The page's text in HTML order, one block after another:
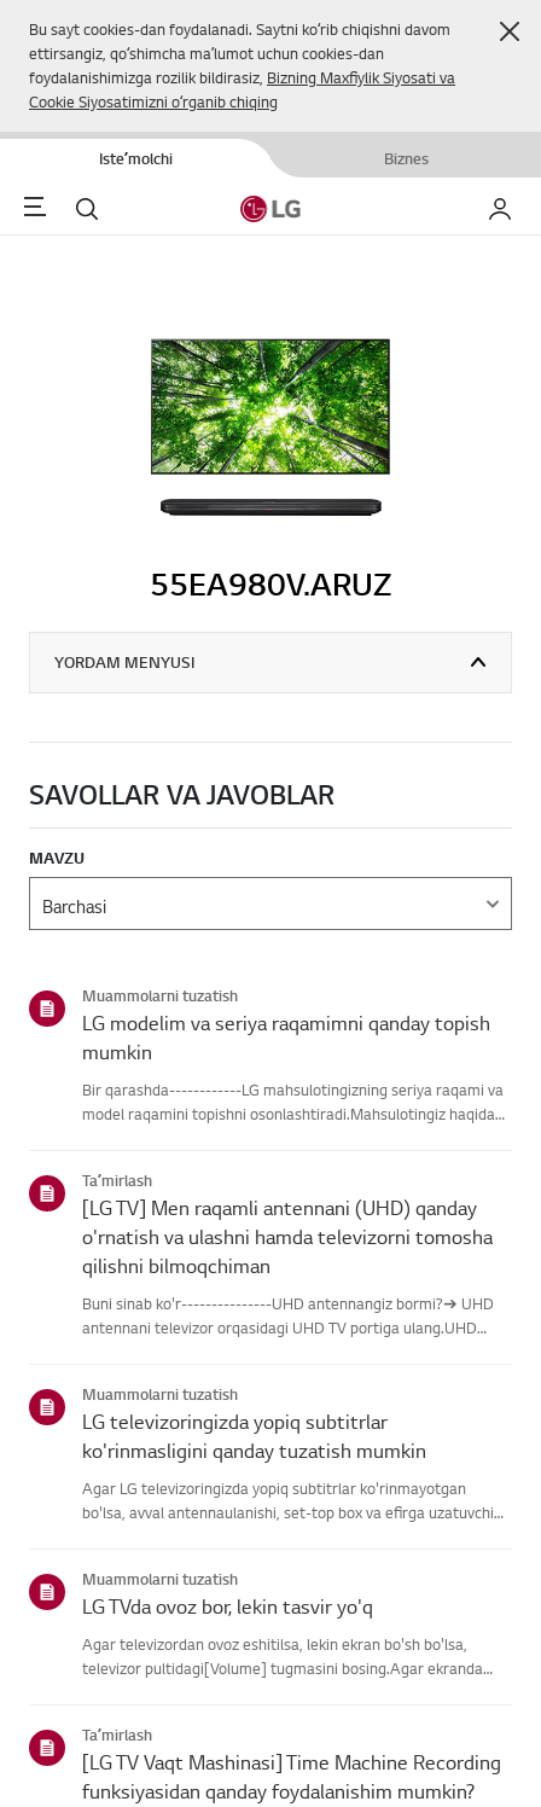
Bu sayt cookies-dan foydalanadi. Saytni koʻrib chiqishni davom
ettirsangiz, qoʻshimcha maʼlumot uchun cookies-dan
foydalanishimizga rozilik bildirasiz, Bizning Maxfiylik Siyosati va
Cookie Siyosatimizni oʻrganib chiqing
Isteʼmolchi Biznes
Menu Qidirish
55EA980V.ARUZ
YORDAM MENYUSI
SAVOLLAR VA JAVOBLAR
MAVZU
Muammolarni tuzatish
LG modelim va seriya raqamimni qanday topish
mumkin
Bir qarashda------------LG mahsulotingizning seriya raqami va
model raqamini topishni osonlashtiradi.Mahsulotingiz haqidagi
Taʼmirlash
[LG TV] Men raqamli antennani (UHD) qanday
o'rnatish va ulashni hamda televizorni tomosha
qilishni bilmoqchiman
Buni sinab ko'r---------------UHD antennangiz bormi?➔ UHD
antennani televizor orqasidagi UHD TV portiga ulang.UHD
joyga o'rn...
Muammolarni tuzatish
LG televizoringizda yopiq subtitrlar
ko'rinmasligini qanday tuzatish mumkin
Agar LG televizoringizda yopiq subtitrlar ko'rinmayotgan
bo'lsa, avval antennaulanishi, set-top box va efirga uzatuvchi
Muammolarni tuzatish
LG TVda ovoz bor, lekin tasvir yo'q
Agar televizordan ovoz eshitilsa, lekin ekran bo'sh bo'lsa,
televizor pultidagi[Volume] tugmasini bosing.Agar ekranda
mumkin.Muammo tashqi quril...
Taʼmirlash
[LG TV Vaqt Mashinasi] Time Machine Recording
funksiyasidan qanday foydalanishim mumkin?